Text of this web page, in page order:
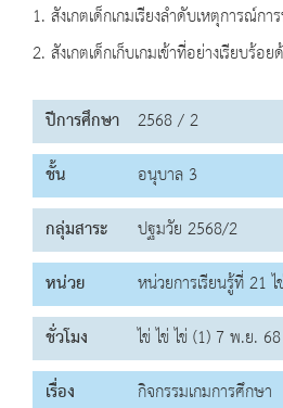
1. สังเกตเด็กเกมเรียงลำดับเหตุการณ์กา
2. สังเกตเด็กเก็บเกมเข้าที่อย่างเรียบร้อ
ปีการศึกษา 2568 / 2
ชั้น
อนุบาล 3
กลุ่มสาระ
ปฐมวัย 2568/2
หน่วย
หน่วยการเรียนรู้ที่ 21 ไ
ชั่วโมง
ไข่ ไข่ ไข่ (1) 7 พ.ย. 68
เรื่อง
กิจกรรมเกมการศึกษา